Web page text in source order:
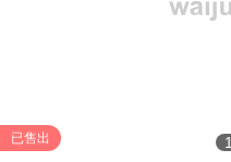
1
已售出